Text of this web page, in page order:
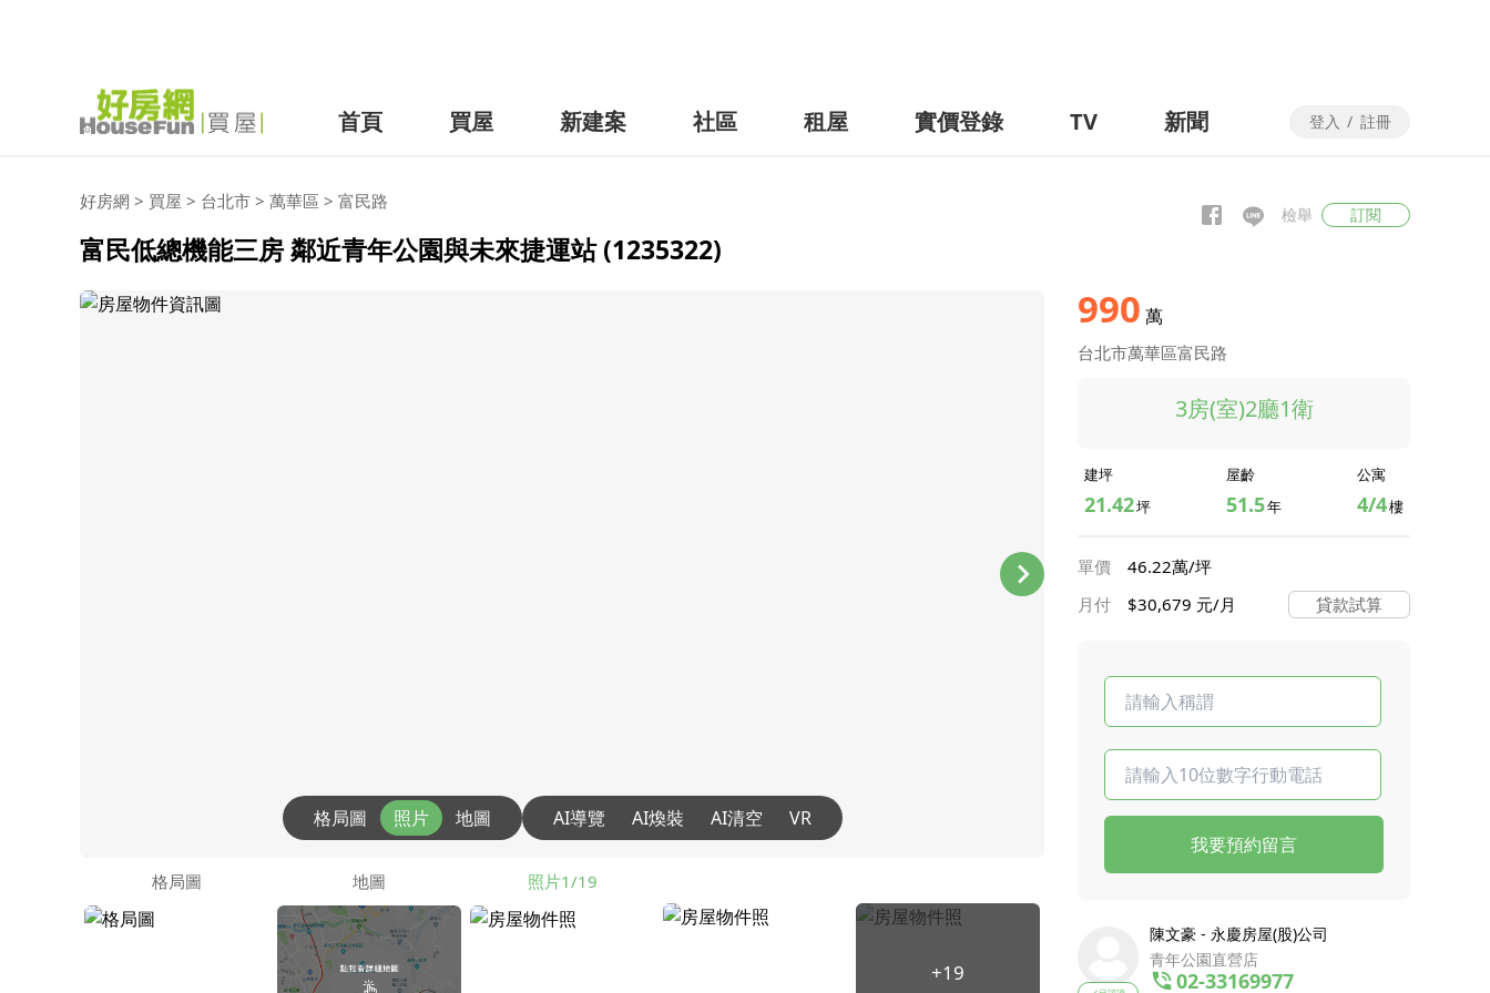
首頁 買屋 新建案 社區 租屋 實價登錄 TV 新聞 登入 / 註冊
好房網 > 買屋 > 台北市 > 萬華區 > 富民路
檢舉 訂閱
富民低總機能三房 鄰近青年公園與未來捷運站 (1235322)
格局圖 照片 地圖 AI導覽 AI煥裝 AI清空 VR
格局圖 地圖 照片1/19
+19
990 萬
台北市萬華區富民路
3房(室)2廳1衛
建坪
21.42坪
屋齡
51.5年
公寓
4/4樓
單價
46.22萬/坪
月付
$30,679 元/月 貸款試算
我要預約留言
陳文豪 - 永慶房屋(股)公司
青年公園直營店
02-33169977